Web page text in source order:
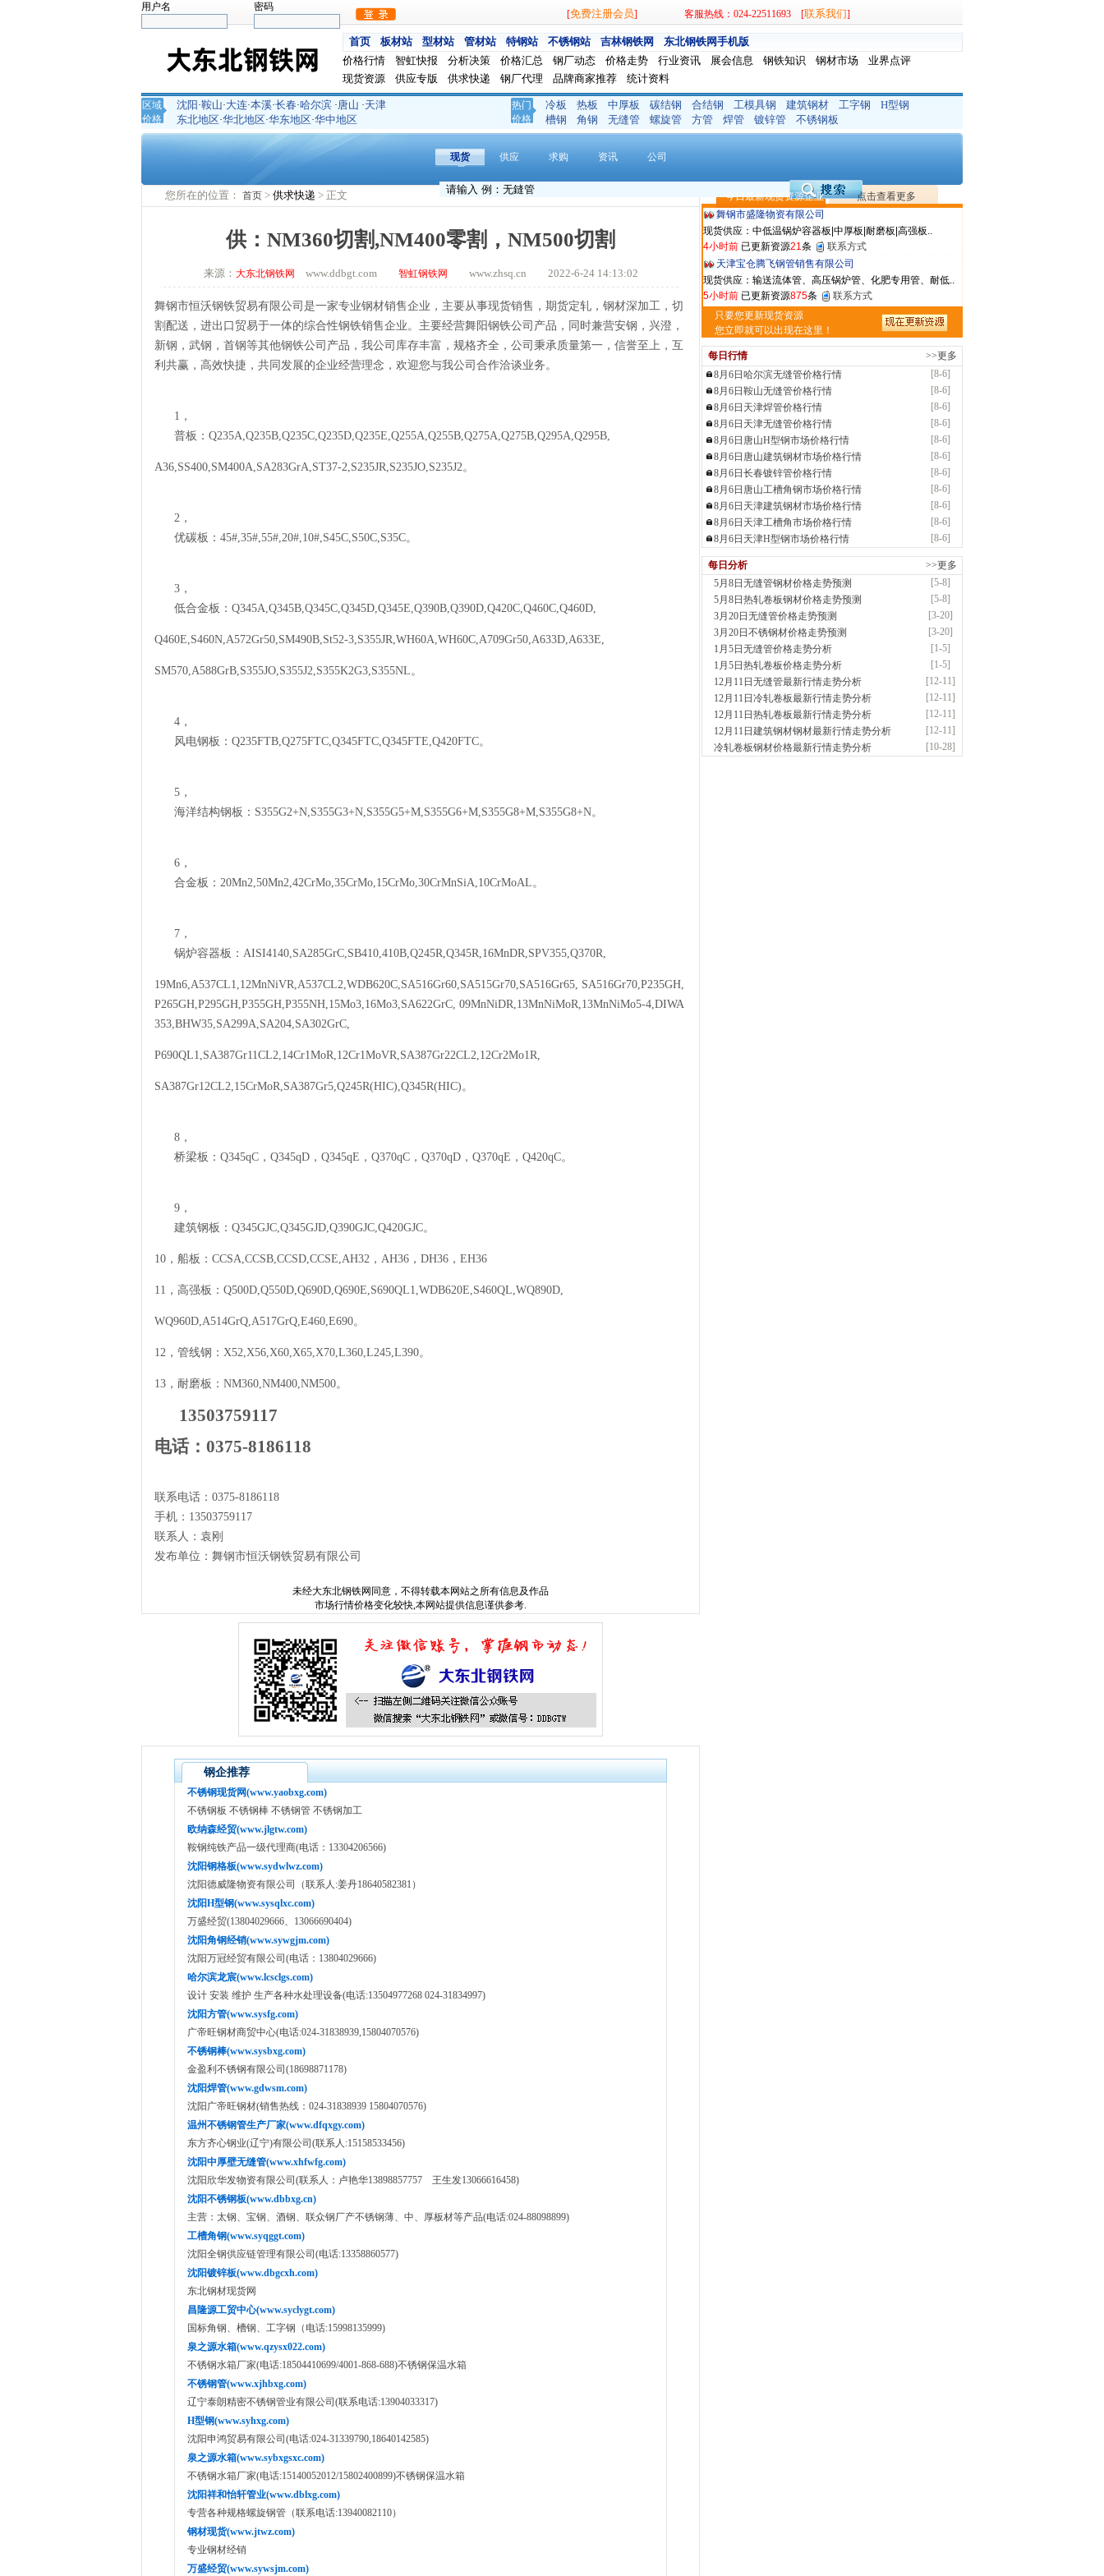
用户名 密码
[免费注册会员] 客服热线：024-22511693 [联系我们]
首页 板材站 型材站 管材站 特钢站 不锈钢站 吉林钢铁网
东北钢铁网手机版
价格行情
智虹快报 分析决策 价格汇总 钢厂动态 价格走势 行业资讯 展会信息 钢铁知识 钢材市场
业界点评
现货资源
供应专版 供求快递 钢厂代理 品牌商家推荐 统计资料
区域
价格
沈阳 ·鞍山·大连·本溪·长春·哈尔滨 ·唐山 ·天津
东北地区·华北地区·华东地区·华中地区
热门
价格
冷板 热板 中厚板 碳结钢 合结钢 工模具钢 建筑钢材 工字钢
H型钢
槽钢
角钢 无缝管 螺旋管 方管 焊管 镀锌管 不锈钢板
现货 供应 求购 资讯 公司
您所在的位置： 首页 > 供求快递 > 正文
供：NM360切割,NM400零割，NM500切割
来源： 大东北钢铁网 www.ddbgt.com 智虹钢铁网 www.zhsq.cn 2022-6-24 14:13:02
舞钢市恒沃钢铁贸易有限公司是一家专业钢材销售企业，主要从事现货销售 ，期货定轧 ，钢材深加工，切
割配送，进出口贸易于一体的综合性钢铁销售企业。主要经营舞阳钢铁公司产品，同时兼营安钢，兴澄，
新钢，武钢，首钢等其他钢铁公司产品，我公司库存丰富，规格齐全，公司秉承质量第一，信誉至上，互
利共赢，高效快捷，共同发展的企业经营理念，欢迎您与我公司合作洽谈业务。
1，
普板： Q235A,Q235B,Q235C,Q235D,Q235E,Q255A,Q255B,Q275A,Q275B,Q295A,Q295B,
A36,SS400,SM400A,SA283GrA,ST37-2,S235JR,S235JO,S235J2。
2，
优碳板： 45#,35#,55#,20#,10#,S45C,S50C,S35C。
3，
低合金板： Q345A,Q345B,Q345C,Q345D,Q345E,Q390B,Q390D,Q420C,Q460C,Q460D,
Q460E,S460N,A572Gr50,SM490B,St52-3,S355JR,WH60A,WH60C,A709Gr50,A633D,A633E,
SM570,A588GrB,S355JO,S355J2,S355K2G3,S355NL。
4，
风电钢板： Q235FTB,Q275FTC,Q345FTC,Q345FTE,Q420FTC。
5，
海洋结构钢板： S355G2+N,S355G3+N,S355G5+M,S355G6+M,S355G8+M,S355G8+N。
6，
合金板： 20Mn2,50Mn2,42CrMo,35CrMo,15CrMo,30CrMnSiA,10CrMoAL。
7，
锅炉容器板： AISI4140,SA285GrC,SB410,410B,Q245R,Q345R,16MnDR,SPV355,Q370R,
19Mn6,A537CL1,12MnNiVR,A537CL2,WDB620C,SA516Gr60,SA515Gr70,SA516Gr65, SA516Gr70,P235GH,
P265GH,P295GH,P355GH,P355NH,15Mo3,16Mo3,SA622GrC, 09MnNiDR,13MnNiMoR,13MnNiMo5-4,DIWA
353,BHW35,SA299A,SA204,SA302GrC,
P690QL1,SA387Gr11CL2,14Cr1MoR,12Cr1MoVR,SA387Gr22CL2,12Cr2Mo1R,
SA387Gr12CL2,15CrMoR,SA387Gr5,Q245R(HIC),Q345R(HIC)。
8，
桥梁板： Q345qC ， Q345qD ， Q345qE ， Q370qC ， Q370qD ， Q370qE ， Q420qC。
9，
建筑钢板： Q345GJC,Q345GJD,Q390GJC,Q420GJC。
10 ，船板： CCSA,CCSB,CCSD,CCSE,AH32 ， AH36 ， DH36 ， EH36
11 ，高强板： Q500D,Q550D,Q690D,Q690E,S690QL1,WDB620E,S460QL,WQ890D,
WQ960D,A514GrQ,A517GrQ,E460,E690。
12 ，管线钢： X52,X56,X60,X65,X70,L360,L245,L390。
13 ，耐磨板： NM360,NM400,NM500。
13503759117
电话： 0375-8186118
联系电话：0375-8186118
手机：13503759117
联系人：袁刚
发布单位：舞钢市恒沃钢铁贸易有限公司
未经大东北钢铁网 同意，不得转载本网站之所有信息及作品
市场行情价格变化较快,本网站提供信息谨供参考.
今日最新现货资源企业 点击查看更多
河南省智帅实业有限公司
现货供应：特厚钢板|耐磨钢|容器板|
现货供应：无缝管|合金管|圆钢|精密光亮管|马氏体..
59分钟前已更新资源419条
联系方式
舞钢市盛隆物资有限公司
现货供应：中低温锅炉容器板|中厚板|耐磨板|高强板..
4小时前已更新资源21条
联系方式
天津宝仓腾飞钢管销售有限公司
现货供应：输送流体管、高压锅炉管、化肥专用管、耐低..
5小时前已更新资源875条
联系方式
河南敬冶重工有限公司
现货供应：锅炉容器板Q245R Q345R|国标国..
5小时前已更新资源302条
联系方式
天津市辰建商贸有限公司
现货供应：不锈方管| 热扩无缝管| 方矩管
6小时前已更新资源1280条
安阳市润兴商贸有限公司
现货供应：低合金板|高强度板|Z向板|
6小时前已更新资源 254条
联系方式
沈阳嘉之诺贸易有限公司
现货供应：镀锌卷/板、首钢酸洗板、冷轧板、高强钢板
7小时前已更新资源15条
联系方式
天津益硕隆钢铁贸易有限公司
现货供应：德国蒂森克虏伯耐磨板|容器板|低温\美标..
7小时前已更新资源 1369条
联系方式
沈阳金锴盛商贸有限公司
现货供应：主营：建筑材料、螺纹钢、盘螺、盘圆
7小时前 已更新资源12 条
联系方式
河南省智帅实业有限公司
现货供应：特厚钢板|耐磨钢|容器板|
12分钟前 已更新资源 1042条
联系方式
玖隆晟钢管制造有限公司
现货供应：无缝管|合金管|圆钢|精密光亮管|马氏体..
59分钟前
已更新资源419 条
联系方式
舞钢市盛隆物资有限公司
现货供应：中低温锅炉容器板|中厚板|耐磨板|高强板..
4小时前
已更新资源21条
联系方式
天津宝仓腾飞钢管销售有限公司
只要您更新现货资源
您立即就可以出现在这里！
每日行情
>>更多
8月6日哈尔滨无缝管价格行情
[8-6]
8月6日鞍山无缝管价格行情
[8-6]
8月6日天津焊管价格行情
[8-6]
8月6日天津无缝管价格行情
[8-6]
8月6日唐山H型钢市场价格行情
[8-6]
8月6日唐山建筑钢材市场价格行情
[8-6]
8月6日长春镀锌管价格行情
[8-6]
8月6日唐山工槽角钢市场价格行情
[8-6]
8月6日天津建筑钢材市场价格行情
[8-6]
8月6日天津工槽角市场价格行情
[8-6]
8月6日天津H型钢市场价格行情
[8-6]
每日分析
>>更多
5月8日无缝管钢材价格走势预测
[5-8]
5月8日热轧卷板钢材价格走势预测
[5-8]
3月20日无缝管价格走势预测
[3-20]
3月20日不锈钢材价格走势预测
[3-20]
1月5日无缝管价格走势分析
[1-5]
1月5日热轧卷板价格走势分析
[1-5]
12月11日无缝管最新行情走势分析
[12-11]
12月11日冷轧卷板最新行情走势分析
[12-11]
12月11日热轧卷板最新行情走势分析
[12-11]
12月11日建筑钢材钢材最新行情走势分析
[12-11]
冷轧卷板钢材价格最新行情走势分析
[10-28]
钢企推荐
不锈钢现货网(www.yaobxg.com)
不锈钢板 不锈钢棒 不锈钢管 不锈钢加工
欧纳森经贸(www.jlgtw.com)
鞍钢纯铁产品一级代理商(电话：13304206566)
沈阳钢格板(www.sydwlwz.com)
沈阳德威隆物资有限公司（联系人:姜丹18640582381）
沈阳H型钢(www.sysqlxc.com)
万盛经贸(13804029666、13066690404)
沈阳角钢经销(www.sywgjm.com)
沈阳万冠经贸有限公司(电话：13804029666)
哈尔滨龙宸(www.lcsclgs.com)
设计 安装 维护 生产各种水处理设备(电话:13504977268 024-31834997)
沈阳方管(www.sysfg.com)
广帝旺钢材商贸中心(电话:024-31838939,15804070576)
不锈钢棒(www.sysbxg.com)
金盈利不锈钢有限公司(18698871178)
沈阳焊管(www.gdwsm.com)
沈阳广帝旺钢材(销售热线：024-31838939 15804070576)
温州不锈钢管生产厂家(www.dfqxgy.com)
东方齐心钢业(辽宁)有限公司(联系人:15158533456)
沈阳中厚壁无缝管(www.xhfwfg.com)
沈阳欣华发物资有限公司(联系人：卢艳华13898857757 王生发13066616458)
沈阳不锈钢板(www.dbbxg.cn)
主营：太钢、宝钢、酒钢、联众钢厂产不锈钢薄、中、厚板材等产品(电话:024-88098899)
工槽角钢(www.syqggt.com)
沈阳全钢供应链管理有限公司(电话:13358860577)
沈阳镀锌板(www.dbgcxh.com)
东北钢材现货网
昌隆源工贸中心(www.syclygt.com)
国标角钢、槽钢、工字钢（电话:15998135999)
泉之源水箱(www.qzysx022.com)
不锈钢水箱厂家(电话:18504410699/4001-868-688)不锈钢保温水箱
不锈钢管(www.xjhbxg.com)
辽宁泰朗精密不锈钢管业有限公司(联系电话:13904033317)
H型钢(www.syhxg.com)
沈阳申鸿贸易有限公司(电话:024-31339790,18640142585)
泉之源水箱(www.sybxgsxc.com)
不锈钢水箱厂家(电话:15140052012/15802400899)不锈钢保温水箱
沈阳祥和怡轩管业(www.dblxg.com)
专营各种规格螺旋钢管（联系电话:13940082110）
钢材现货(www.jtwz.com)
专业钢材经销
万盛经贸(www.sywsjm.com)